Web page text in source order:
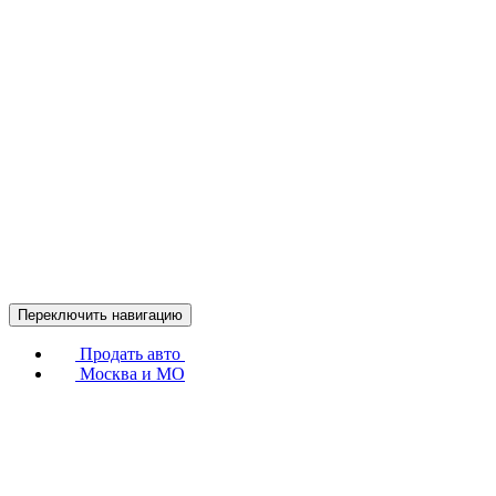
Переключить навигацию
Продать авто
Москва и МО